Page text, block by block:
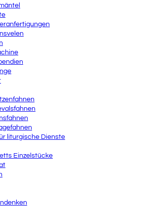
liturgische Dienste
Einzelstücke